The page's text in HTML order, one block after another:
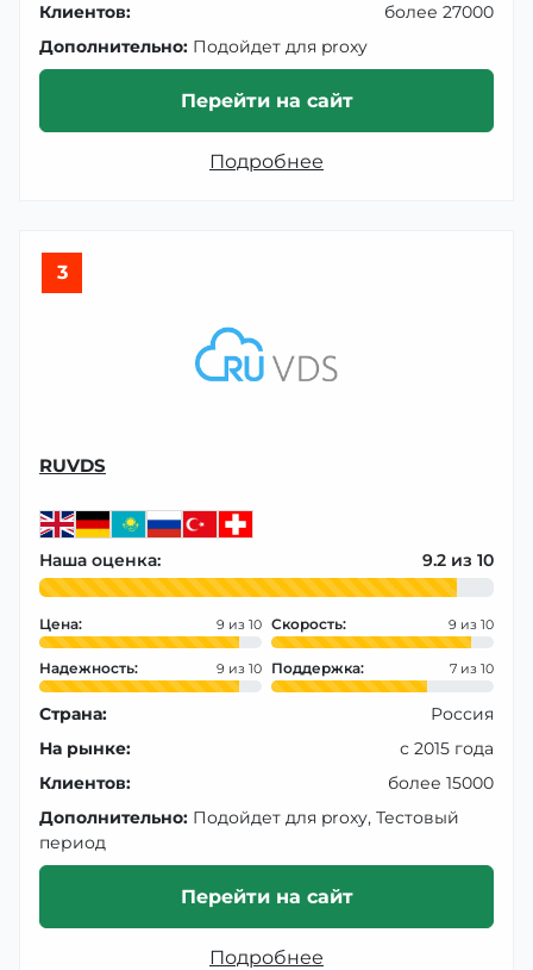
Клиентов:
более 27000
Дополнительно: Подойдет для proxy
Перейти на сайт
Подробнее
3
RUVDS
Наша оценка: 9.2
Цена: 9 Скорость: 9
Надежность: 9 Поддержка: 7
Страна:
Россия
На рынке:
с 2015 года
Клиентов:
более 15000
Дополнительно: Подойдет для proxy, Тестовый
период
Перейти на сайт
Подробнее